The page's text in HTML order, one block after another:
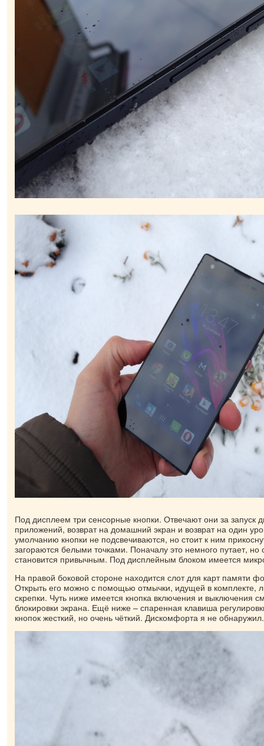
Под дисплеем три сенсорные кнопки. Отвечают они за запуск
приложений, возврат на домашний экран и возврат на один
умолчанию кнопки не подсвечиваются, но стоит к ним
загораются белыми точками. Поначалу это немного путает,
становится привычным. Под дисплейным блоком имеется
На правой боковой стороне находится слот для карт памяти
Открыть его можно с помощью отмычки, идущей в комплекте,
скрепки. Чуть ниже имеется кнопка включения и выключения
блокировки экрана. Ещё ниже – спаренная клавиша
кнопок жесткий, но очень чёткий. Дискомфорта я не обнаружил.